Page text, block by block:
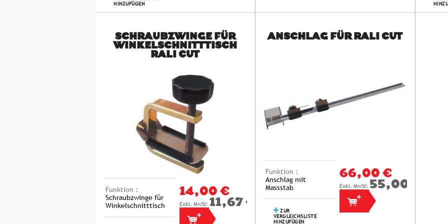
HINZUFÜGEN
SCHRAUBZWINGE FÜR
WINKELSCHNITTTISCH
RALI CUT
Funktion :
Schraubzwinge für
Winkelschnitttisch
14,00 €
11,67 €
ANSCHLAG FÜR RALI CUT
Funktion :
Anschlag mit
Massstab
ZUR
VERGLEICHSLISTE
HINZUFÜGEN
66,00 €
55,00 €